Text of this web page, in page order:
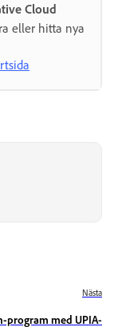
Cloud
eller hitta nya
Nästa
program med UPIA-